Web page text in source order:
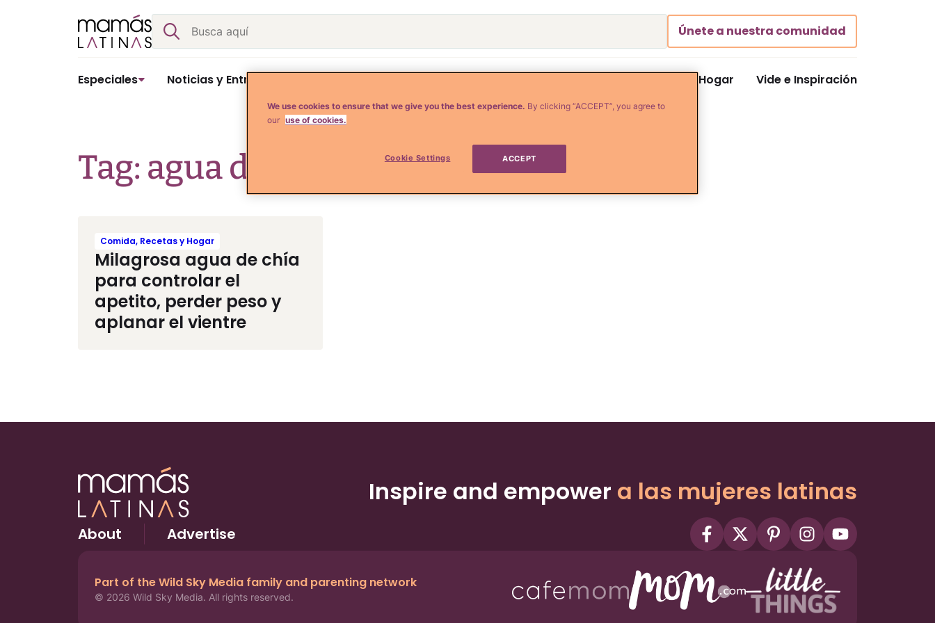
Buscar
Únete a nuestra comunidad
Especiales Noticias y Entretenimiento Comida y Hogar Vide e Inspiración
Tag: agua de chía
Comida, Recetas y Hogar
Milagrosa agua de chía
para controlar el
apetito, perder peso y
aplanar el vientre
Inspire and empower a las mujeres latinas
About Advertise
Part of the Wild Sky Media family and parenting network
© 2026 Wild Sky Media. All rights reserved.
We use cookies to ensure that we give you the best experience. By clicking “ACCEPT”, you agree to
our use of cookies.
Cookie Settings ACCEPT